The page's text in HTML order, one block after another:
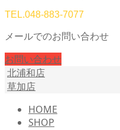
TEL.048-883-7077
メールでのお問い合わせ
お問い合わせ
北浦和店
草加店
HOME
SHOP